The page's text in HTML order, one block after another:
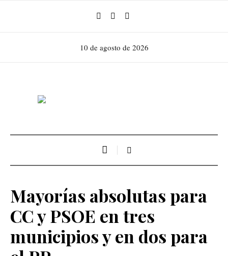
10 de agosto de 2026
Mayorías absolutas para
CC y PSOE en tres
municipios y en dos para